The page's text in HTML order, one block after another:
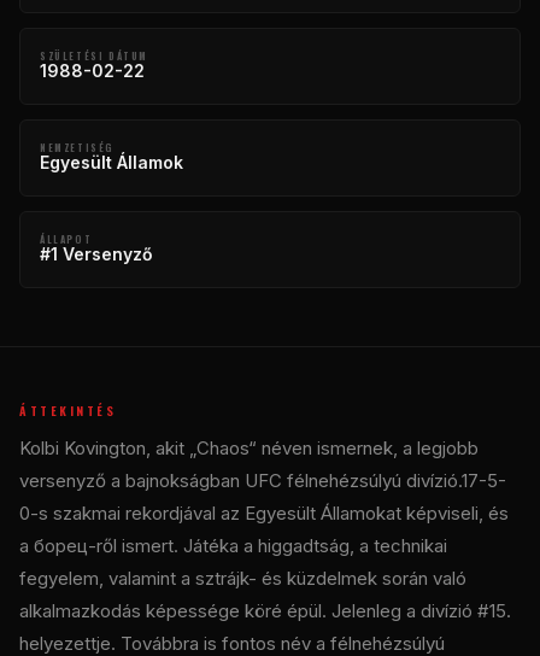
SZÜLETÉSI DÁTUM
1988-02-22
NEMZETISÉG
Egyesült Államok
ÁLLAPOT
#1 Versenyző
ÁTTEKINTÉS
Kolbi Kovington, akit „Chaos“ néven ismernek, a legjobb
versenyző a bajnokságban UFC félnehézsúlyú divízió.17-5-
0-s szakmai rekordjával az Egyesült Államokat képviseli, és
a борец-ről ismert. Játéka a higgadtság, a technikai
fegyelem, valamint a sztrájk- és küzdelmek során való
alkalmazkodás képessége köré épül. Jelenleg a divízió #15.
helyezettje. Továbbra is fontos név a félnehézsúlyú